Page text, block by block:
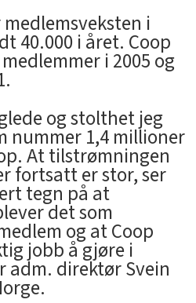
i
40.000 i året. Coop
i 2005 og
og stolthet jeg
nummer 1,4 millioner
At tilstrømningen
fortsatt er stor, ser
tegn på at
det som
og at Coop
jobb å gjøre i
adm. direktør Svein